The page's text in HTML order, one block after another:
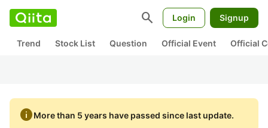
search Login Signup
Trend Stock List Question Official Event Official
infoMore than 5 years have passed since last update.